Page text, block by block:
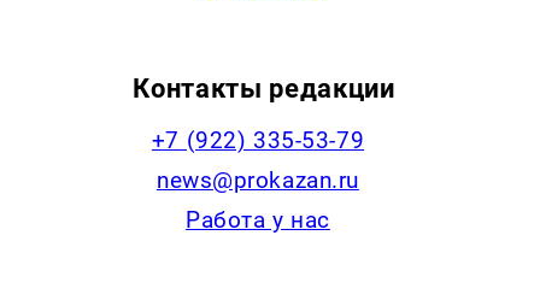
Контакты редакции
+7 (922) 335-53-79
news@prokazan.ru
Работа у нас